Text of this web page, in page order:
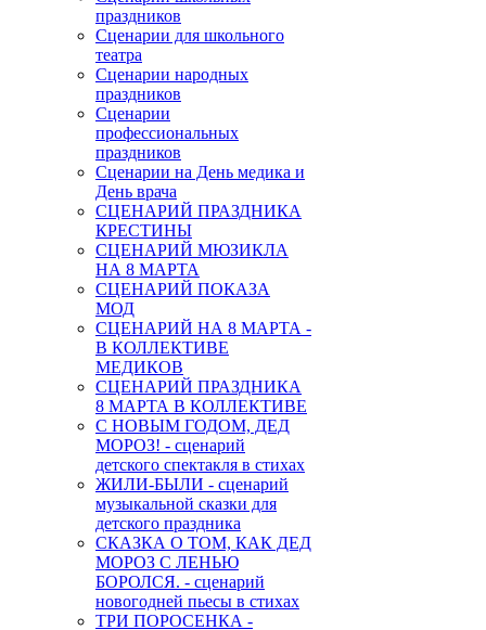
праздников
Сценарии для школьного
театра
Сценарии народных
праздников
Сценарии
профессиональных
праздников
Сценарии на День медика и
День врача
СЦЕНАРИЙ ПРАЗДНИКА
КРЕСТИНЫ
СЦЕНАРИЙ МЮЗИКЛА
НА 8 МАРТА
СЦЕНАРИЙ ПОКАЗА
МОД
СЦЕНАРИЙ НА 8 МАРТА -
В КОЛЛЕКТИВЕ
МЕДИКОВ
СЦЕНАРИЙ ПРАЗДНИКА
8 МАРТА В КОЛЛЕКТИВЕ
С НОВЫМ ГОДОМ, ДЕД
МОРОЗ! - сценарий
детского спектакля в стихах
ЖИЛИ-БЫЛИ - сценарий
музыкальной сказки для
детского праздника
СКАЗКА О ТОМ, КАК ДЕД
МОРОЗ С ЛЕНЬЮ
БОРОЛСЯ. - сценарий
новогодней пьесы в стихах
ТРИ ПОРОСЕНКА -